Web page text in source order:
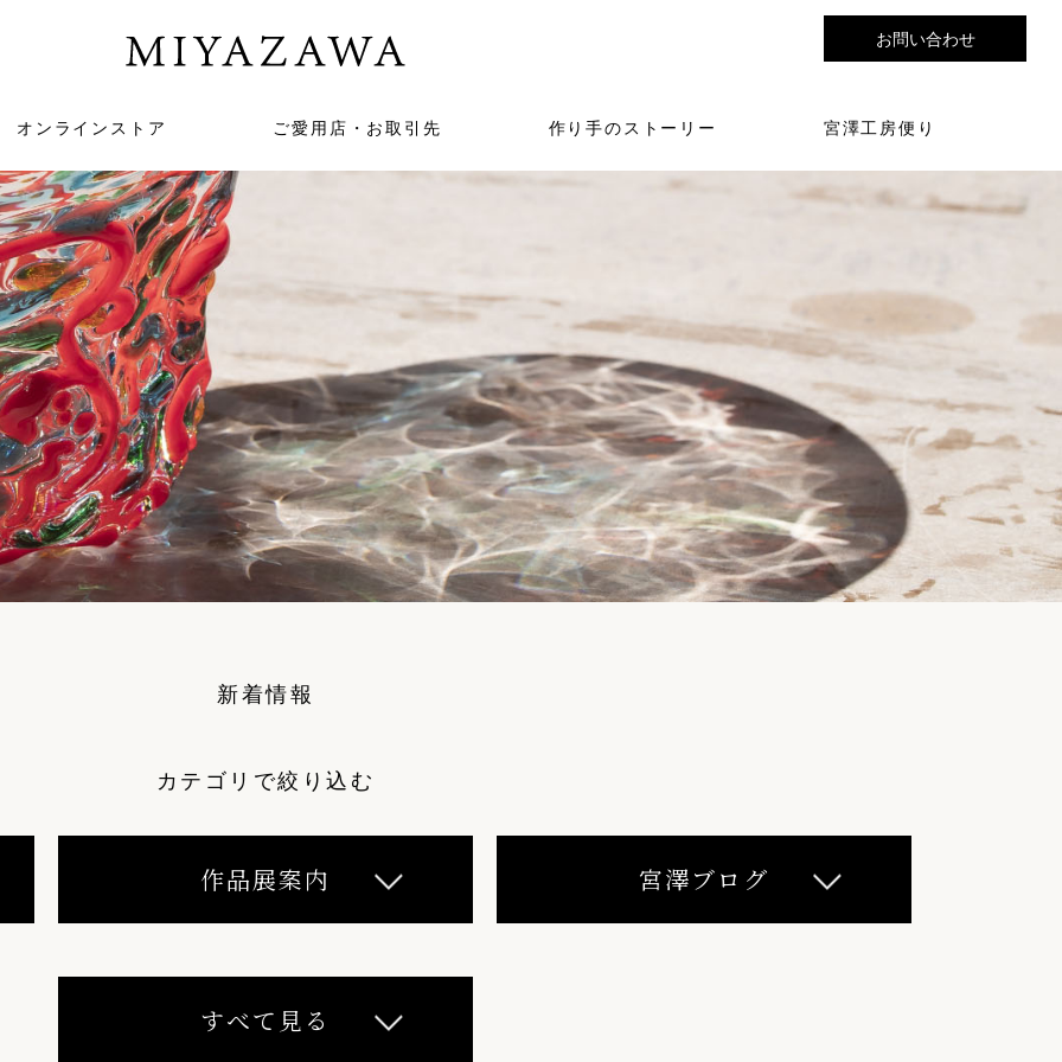
オンラインストア ご愛用店・お取引先 作り手のストーリー 宮澤工房便り
お問い合わせ
新着情報
カテゴリで絞り込む
作品展案内 宮澤ブログ
すべて見る